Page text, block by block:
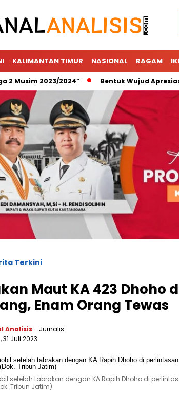
KALIMANTAN TIMUR NASIONAL RAGAM
2023/2024” Bentuk Wujud Apresiasi
Terkini
Maut KA 423 Dhoho
Enam Orang Tewas
Analisis- Jurnalis
31 Juli 2023
setelah tabrakan dengan KA Rapih Dhoho di
Tribun Jatim)